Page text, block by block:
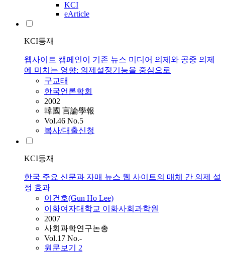
KCI
eArticle
KCI등재
웹사이트 캠페인이 기존 뉴스 미디어 의제와 공중 의제
에 미치는 영향: 의제설정기능을 중심으로
구교태
한국언론학회
2002
韓國 言論學報
Vol.46 No.5
복사/대출신청
KCI등재
한국 주요 신문과 자매 뉴스 웹 사이트의 매체 간 의제 설
정 효과
이건호(Gun Ho Lee)
이화여자대학교 이화사회과학원
2007
사회과학연구논총
Vol.17 No.-
원문보기 2